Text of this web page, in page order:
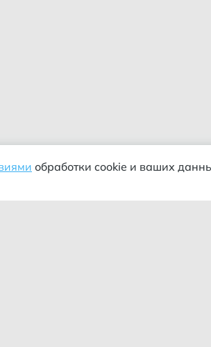
обработки cookie и ваших